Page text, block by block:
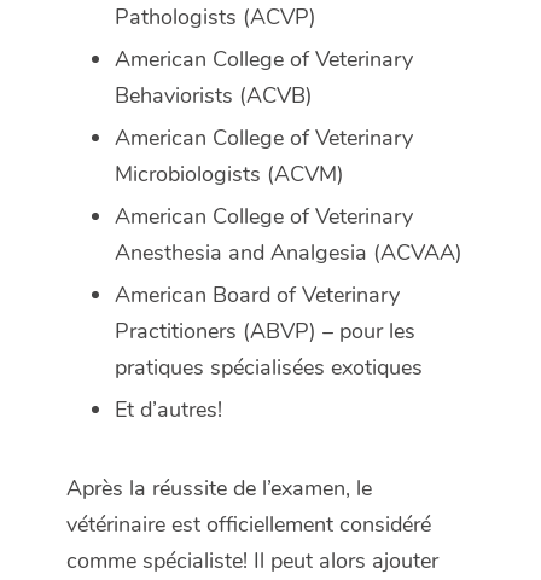
Pathologists (ACVP)
American College of Veterinary
Behaviorists (ACVB)
American College of Veterinary
Microbiologists (ACVM)
American College of Veterinary
Anesthesia and Analgesia (ACVAA)
American Board of Veterinary
Practitioners (ABVP) – pour les
pratiques spécialisées exotiques
Et d’autres!
Après la réussite de l’examen, le
vétérinaire est officiellement considéré
comme spécialiste! Il peut alors ajouter